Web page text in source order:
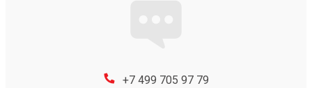
+7 499 705 97 79